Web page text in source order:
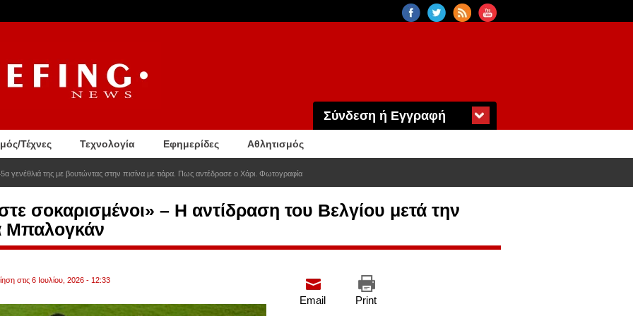
Σύνδεση ή Εγγραφή
Τέχνες Τεχνολογία Εφημερίδες Αθλητισμός
γενέθλιά της με βουτώντας στην πισίνα με τιάρα. Πως αντέδρασε ο Χάρι. Φωτογραφία
σοκαρισμένοι» – Η αντίδραση του Βελγίου μετά την
Μπαλογκάν
στις 6 Ιουλίου, 2026 - 12:33
Print
Email